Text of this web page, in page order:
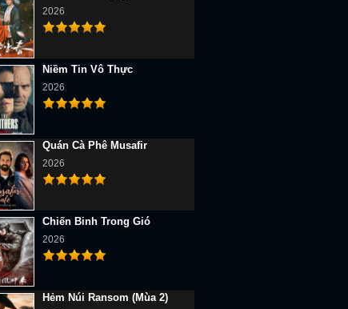
2026
Niềm Tin Vô Thực
2026
Quán Cà Phê Musafir
2026
Chiến Binh Trong Gió
2026
Hẻm Núi Ransom (Mùa 2)